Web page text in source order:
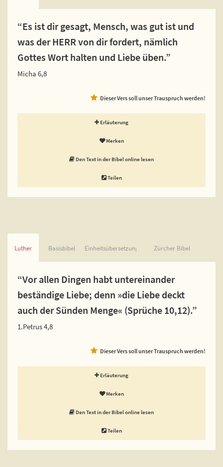
“Es ist dir gesagt, Mensch, was gut ist und
was der HERR von dir fordert, nämlich
Gottes Wort halten und Liebe üben.”
Micha 6,8
Dieser Vers soll unser Trauspruch werden!
Erläuterung
Merken
Den Text in der Bibel online lesen
Teilen
Luther Basisbibel Einheitsübersetzung Zürcher Bibel
“Vor allen Dingen habt untereinander
beständige Liebe; denn »die Liebe deckt
auch der Sünden Menge« (Sprüche 10,12).”
1.Petrus 4,8
Dieser Vers soll unser Trauspruch werden!
Erläuterung
Merken
Den Text in der Bibel online lesen
Teilen